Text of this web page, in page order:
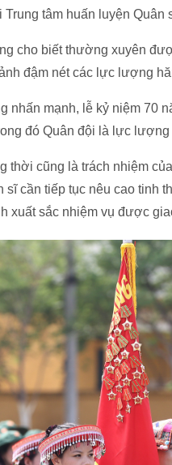
tâm huấn luyện Quân
cho biết thường xuyên
đậm nét các lực lượng
nhấn mạnh, lễ kỷ niệm 70
đó Quân đội là lực
thời cũng là trách nhiệm
sĩ cần tiếp tục nêu cao tinh
xuất sắc nhiệm vụ được